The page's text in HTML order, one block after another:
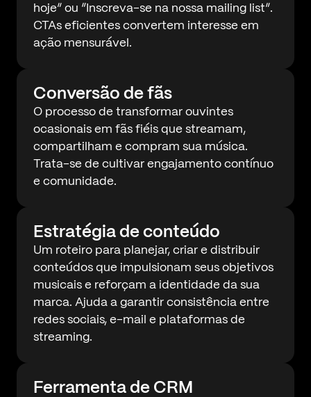
hoje” ou “Inscreva-se na nossa mailing list”.
CTAs eficientes convertem interesse em
ação mensurável.
Conversão de fãs
O processo de transformar ouvintes
ocasionais em fãs fiéis que streamam,
compartilham e compram sua música.
Trata-se de cultivar engajamento contínuo
e comunidade.
Estratégia de conteúdo
Um roteiro para planejar, criar e distribuir
conteúdos que impulsionam seus objetivos
musicais e reforçam a identidade da sua
marca. Ajuda a garantir consistência entre
redes sociais, e-mail e plataformas de
streaming.
Ferramenta de CRM